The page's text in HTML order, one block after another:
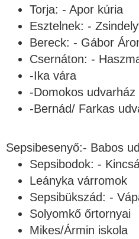
Torja: - Apor kúria
Esztelnek: -
Bereck: - Gábor
Csernáton: -
-Ika vára
-Domokos udvarház
-Bernád/ Farkas
Sepsibesenyő:- Babos
Sepsibodok: -
Leányka várromok
Sepsibükszád: -
Solyomkő őrtornyai
Mikes/Ármin iskola